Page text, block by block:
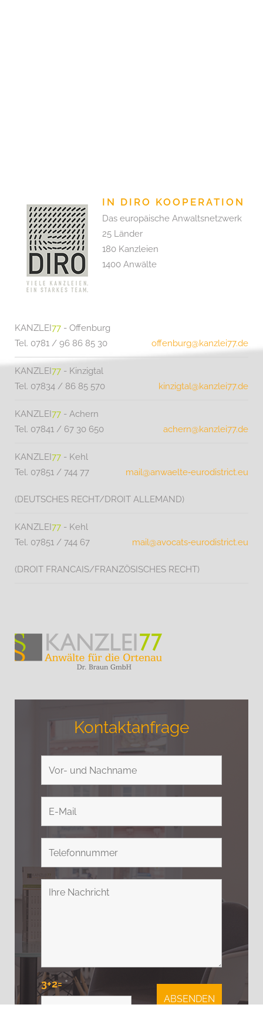
IN DIRO KOOPERATION
Das europäische Anwaltsnetzwerk
25 Länder
180 Kanzleien
1400 Anwälte
KANZLEI77 - Offenburg
Tel. 0781 / 96 86 85 30
offenburg@kanzlei77.de
KANZLEI77 - Kinzigtal
Tel. 07834 / 86 85 570
kinzigtal@kanzlei77.de
KANZLEI77 - Achern
Tel. 07841 / 67 30 650
achern@kanzlei77.de
KANZLEI77 - Kehl
Tel. 07851 / 744 77
mail@anwaelte‑eurodistrict.eu
(DEUTSCHES RECHT/DROIT ALLEMAND)
KANZLEI77 - Kehl
Tel. 07851 / 744 67
mail@avocats‑eurodistrict.eu
(DROIT FRANCAIS/FRANZÖSISCHES RECHT)
Kontaktanfrage
3+2=*